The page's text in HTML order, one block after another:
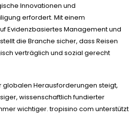
Innovationen und
erfordert. Mit einem
Evidenzbasiertes Management und
die Branche sicher, dass Reisen
verträglich und sozial gerecht
globalen Herausforderungen steigt,
wissenschaftlich fundierter
wichtiger. tropisino com unterstützt